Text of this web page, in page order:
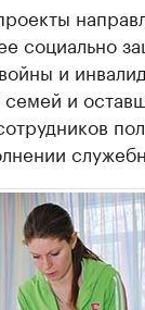
социально
и
и